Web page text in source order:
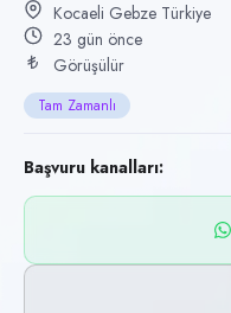
Çalışma şekli
Tam Zamanlı · Ofis
Yayın tarihi
15 Temmuz 2026
Son geçerlilik
13 Ekim 2026
WhatsApp, Telefon
Kocaeli Gebze Türkiye
23 gün önce
Görüşülür
Tam Zamanlı
Başvuru kanalları: